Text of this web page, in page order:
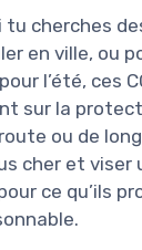
tu cherches
en ville, ou
l’été, ces
sur la
ou de
cher et viser
ce qu’ils